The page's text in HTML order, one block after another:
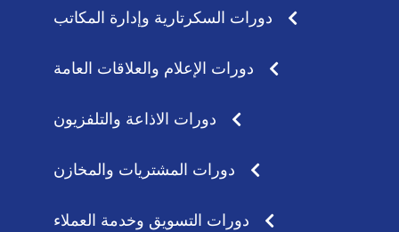
دورات السكرتارية وإدارة المكاتب
دورات الإعلام والعلاقات العامة
دورات الاذاعة والتلفزيون
دورات المشتريات والمخازن
دورات التسويق وخدمة العملاء